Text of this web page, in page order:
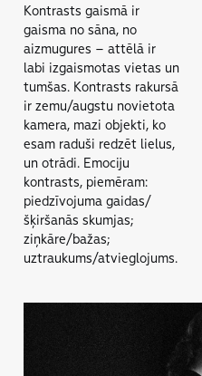
Kontrasts gaismā ir
gaisma no sāna, no
aizmugures – attēlā ir
labi izgaismotas vietas un
tumšas. Kontrasts rakursā
ir zemu/augstu novietota
kamera, mazi objekti, ko
esam raduši redzēt lielus,
un otrādi. Emocĳu
kontrasts, piemēram:
piedzīvojuma gaidas/
šķiršanās skumjas;
ziņkāre/bažas;
uztraukums/atvieglojums.